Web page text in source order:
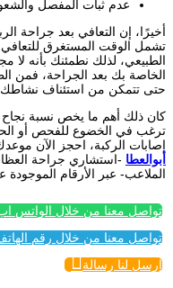
عدم ثبات المفصل
أخيرًا، إن التعافي بعد جراحة
تشمل الوقت المستغرق للتعافي
الطبيعي، لذلك نطمئنك بأنه لا
الخاصة بك بعد الجراحة، فمن
حتى تتمكن من استئناف نشاطك
كان ذلك أهم ما يخص نسبة نجاح
ترغب في الخضوع للفحص أو
إصابات الركبة، احجز الآن
أبوالعطا -استشاري جراحة
الملاعب- عبر الأرقام الموجودة
تواصل معنا من خلال الواتس
تواصل معنا من خلال رقم
إرسل لنا رسالة